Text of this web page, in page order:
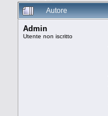
Autore
Admin
Utente non iscritto